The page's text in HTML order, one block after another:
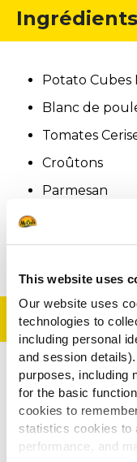
This website uses
Our website uses
technologies to
including personal
and session
purposes, including
for the basic
cookies to
statistics cookies to
performance, and
Ingrédients
Potato Cubes
Blanc de
Tomates
Croûtons
Parmesan
Ail
Faire cuire les
instructions
Faire cuire le
en lamelles